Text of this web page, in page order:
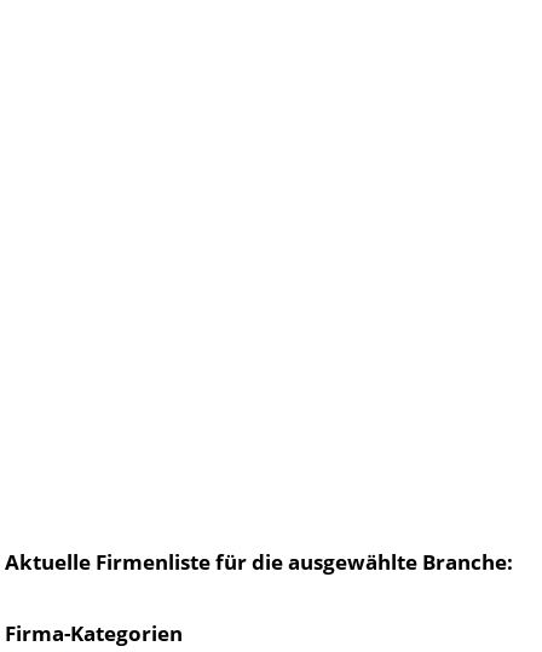
Aktuelle Firmenliste für die ausgewählte Branche:
Firma-Kategorien